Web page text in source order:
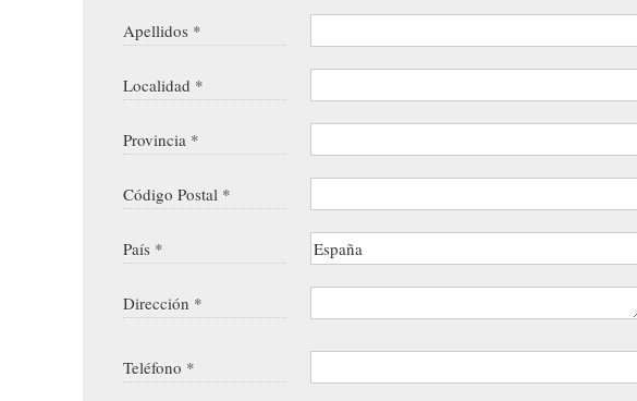
Apellidos *
Localidad *
Provincia *
Código Postal *
País *
Dirección *
Teléfono *